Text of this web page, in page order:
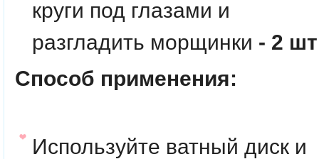
круги под глазами и
разгладить морщинки - 2 шт
Способ применения:
Используйте ватный диск и